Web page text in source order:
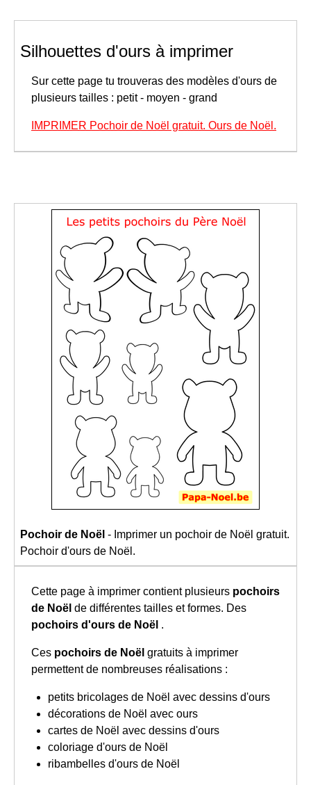
Silhouettes d'ours à imprimer
Sur cette page tu trouveras des modèles d'ours de
plusieurs tailles : petit - moyen - grand
IMPRIMER Pochoir de Noël gratuit. Ours de Noël.
Pochoir de Noël - Imprimer un pochoir de Noël gratuit.
Pochoir d'ours de Noël.
Cette page à imprimer contient plusieurs pochoirs
de Noël de différentes tailles et formes. Des
pochoirs d'ours de Noël .
Ces pochoirs de Noël gratuits à imprimer
permettent de nombreuses réalisations :
petits bricolages de Noël avec dessins d'ours
décorations de Noël avec ours
cartes de Noël avec dessins d'ours
coloriage d'ours de Noël
ribambelles d'ours de Noël